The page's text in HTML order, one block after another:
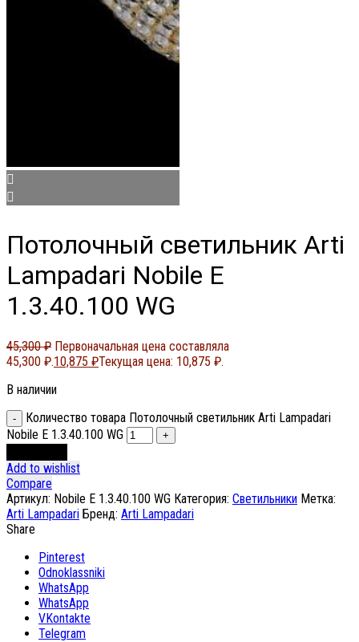
Потолочный светильник Arti
Lampadari Nobile E
1.3.40.100 WG
45,300₽ Первоначальная цена составляла
45,300 ₽.10,875 ₽Текущая цена: 10,875 ₽.
В наличии
Количество товара Потолочный светильник Arti Lampadari
Nobile E 1.3.40.100 WG
Add to wishlist
Compare
Артикул: Nobile E 1.3.40.100 WG Категория: Светильники Метка:
Arti Lampadari Бренд: Arti Lampadari
Share
Pinterest
Odnoklassniki
WhatsApp
WhatsApp
VKontakte
Telegram